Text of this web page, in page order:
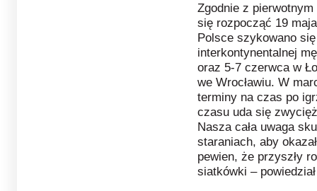
Zgodnie z pierwotnym
się rozpocząć 19
Polsce szykowano
interkontynentalnej
oraz 5-7 czerwca w
we Wrocławiu. W
terminy na czas po
czasu uda się
Nasza cała uwaga
staraniach, aby
pewien, że przyszły
siatkówki –